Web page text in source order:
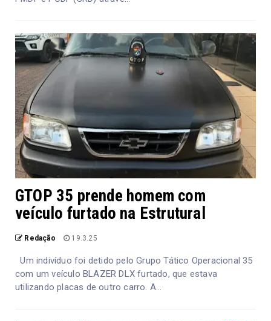
GTOP 35 prende homem com
veículo furtado na Estrutural
Redação 19.3.25
Um indivíduo foi detido pelo Grupo Tático Operacional 35
com um veículo BLAZER DLX furtado, que estava
utilizando placas de outro carro. A...